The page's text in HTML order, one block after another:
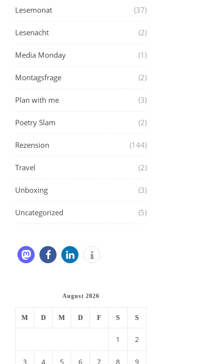
Lesemonat (37)
Lesenacht (2)
Media Monday (1)
Montagsfrage (2)
Plan with me (3)
Poetry Slam (2)
Rezension (144)
Travel (2)
Unboxing (3)
Uncategorized (5)
August 2026
M D M D F S S
1 2
3 4 5 6 7 8 9